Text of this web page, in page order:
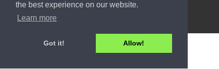
the best experience on our website.
Learn more
Got it! Allow!